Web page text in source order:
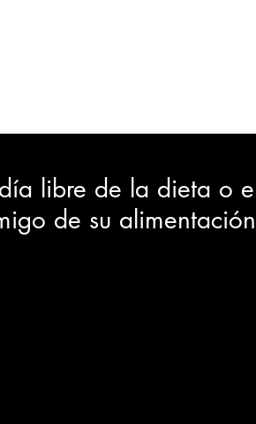
libre de la dieta o
de su